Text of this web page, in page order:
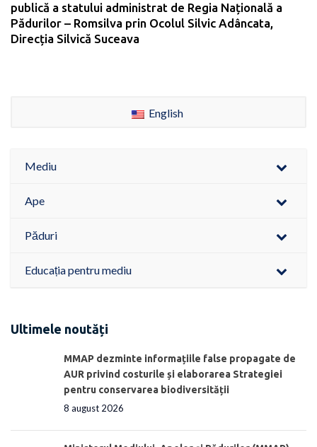
publică a statului administrat de Regia Națională a
Pădurilor – Romsilva prin Ocolul Silvic Adâncata,
Direcția Silvică Suceava
English
Mediu
Ape
Păduri
Educația pentru mediu
Ultimele noutăți
MMAP dezminte informațiile false propagate de
AUR privind costurile și elaborarea Strategiei
pentru conservarea biodiversității
8 august 2026